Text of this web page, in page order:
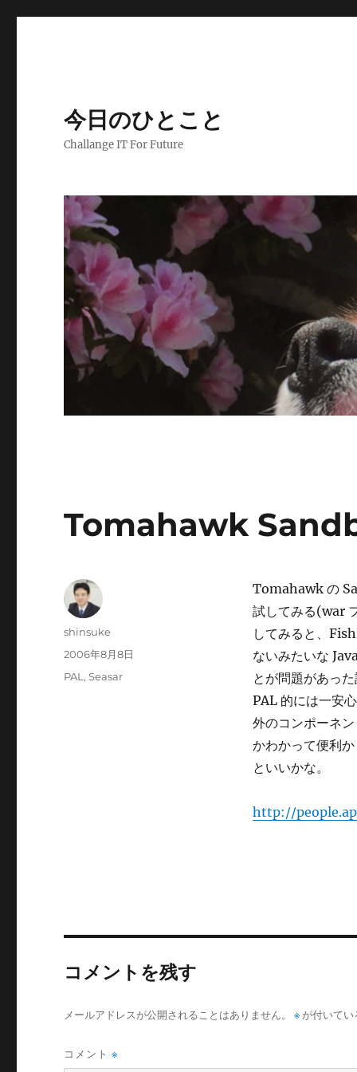
今日のひとこと
Challange IT For Future
Tomahawk
Tomahawk の
試してみる(war
してみると、
ないみたいな
とが問題があっ
PAL 的には一安
外のコンポーネ
かわかって便利
といいかな。
http://
投
shinsuke
投
2006年8月8日
カ
PAL ,Seasar
コメントを残す
メールアドレスが公開されることはありません。 ※ が付いて
コメント※